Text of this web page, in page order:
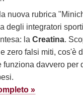
nuova rubrica
degli integratori
la Creatina.
zero falsi miti, cos'è
funziona davvero per
»